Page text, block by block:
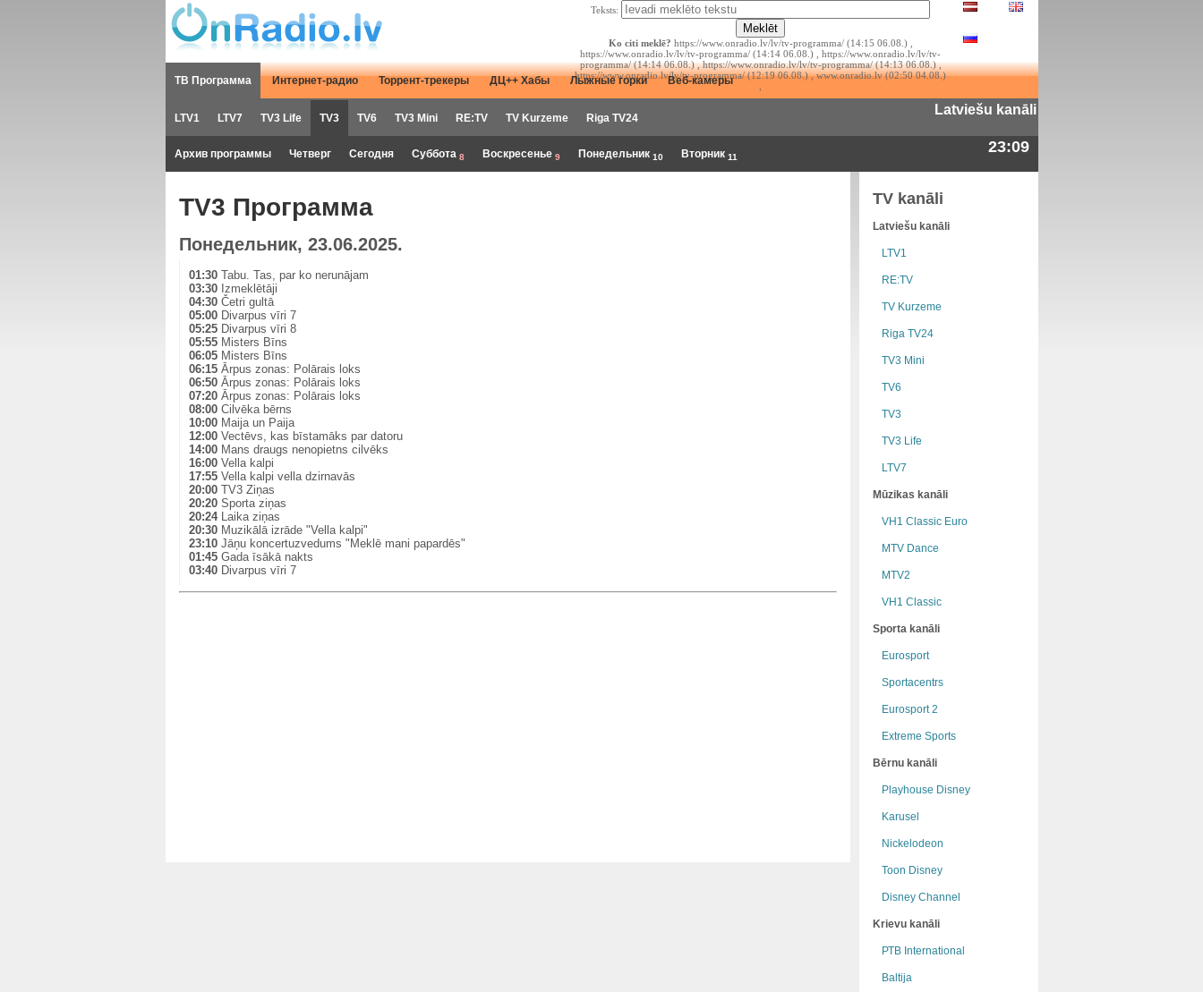
Teksts:
Ko citi meklē? https://www.onradio.lv/lv/tv-programma/ (14:15 06.08.) ,
https://www.onradio.lv/lv/tv-programma/ (14:14 06.08.) , https://www.onradio.lv/lv/tv-
programma/ (14:14 06.08.) , https://www.onradio.lv/lv/tv-programma/ (14:13 06.08.) ,
https://www.onradio.lv/lv/tv-programma/ (12:19 06.08.) , www.onradio.lv (02:50 04.08.)
ТВ Программа Интернет-радио Торрент-трекеры ДЦ++ Хабы Лыжные горки Веб-камеры
LTV1 LTV7 TV3 Life TV3 TV6 TV3 Mini RE:TV TV Kurzeme Riga TV24
Latviešu kanāli
Архив программы Четверг Сегодня Суббота 8 Воскресенье 9 Понедельник 10 Вторник 11
23:09
TV3 Программа
Понедельник, 23.06.2025.
01:30Tabu. Tas, par ko nerunājam
03:30Izmeklētāji
04:30Četri gultā
05:00Divarpus vīri 7
05:25Divarpus vīri 8
05:55Misters Bīns
06:05Misters Bīns
06:15Ārpus zonas: Polārais loks
06:50Ārpus zonas: Polārais loks
07:20Ārpus zonas: Polārais loks
08:00Cilvēka bērns
10:00Maija un Paija
12:00Vectēvs, kas bīstamāks par datoru
14:00Mans draugs nenopietns cilvēks
16:00Vella kalpi
17:55Vella kalpi vella dzirnavās
20:00TV3 Ziņas
20:20Sporta ziņas
20:24Laika ziņas
20:30Muzikālā izrāde "Vella kalpi"
23:10Jāņu koncertuzvedums "Meklē mani papardēs"
01:45Gada īsākā nakts
03:40Divarpus vīri 7
TV kanāli
Latviešu kanāli
LTV1
RE:TV
TV Kurzeme
Riga TV24
TV3 Mini
TV6
TV3
TV3 Life
LTV7
Mūzikas kanāli
VH1 Classic Euro
MTV Dance
MTV2
VH1 Classic
Sporta kanāli
Eurosport
Sportacentrs
Eurosport 2
Extreme Sports
Bērnu kanāli
Playhouse Disney
Karusel
Nickelodeon
Toon Disney
Disney Channel
Krievu kanāli
РТB International
Baltija